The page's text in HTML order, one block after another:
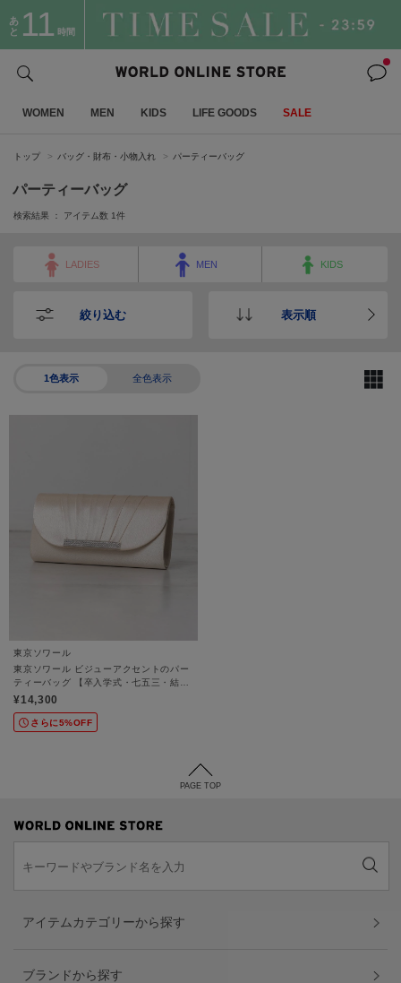
あ
と 11 時間
WOMEN MEN KIDS LIFE GOODS SALE
トップ バッグ・財布・小物入れ パーティーバッグ
パーティーバッグ
検索結果 ： アイテム数 1件
LADIES MEN KIDS
絞り込む 表示順
1色表示 全色表示
東京ソワール
東京ソワール ビジューアクセントのパー
ティーバッグ 【卒入学式・七五三・結婚
式・ゲストドレス・パーティードレス】
¥14,300
さらに5%OFF
PAGE TOP
アイテムカテゴリーから探す
ブランドから探す